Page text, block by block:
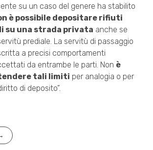
su un caso del genere ha stabilito
è possibile depositare rifiuti
su una strada privata anche se
prediale. La servitù di passaggio
a precisi comportamenti
da entrambe le parti. Non è
tali limiti per analogia o per
di deposito”.